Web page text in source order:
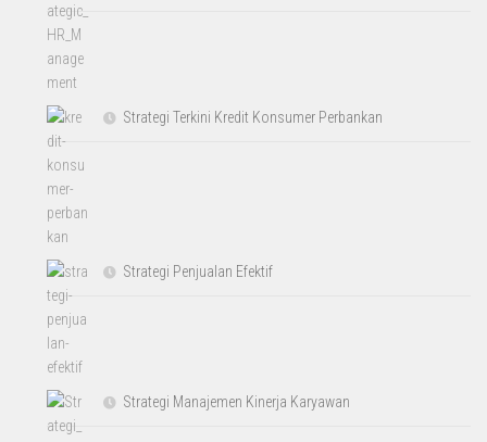
Strategi Terkini Kredit Konsumer Perbankan
Strategi Penjualan Efektif
Strategi Manajemen Kinerja Karyawan